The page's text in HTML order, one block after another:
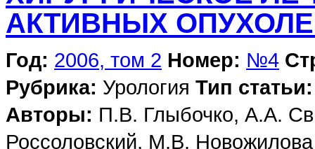
АКТИВНЫХ
Год: 2006, том 2 Номер: №4
Рубрика: Урология Тип статьи:
Авторы: П.В. Глыбочко, А.А.
Россоловский, М.В. Новожилова